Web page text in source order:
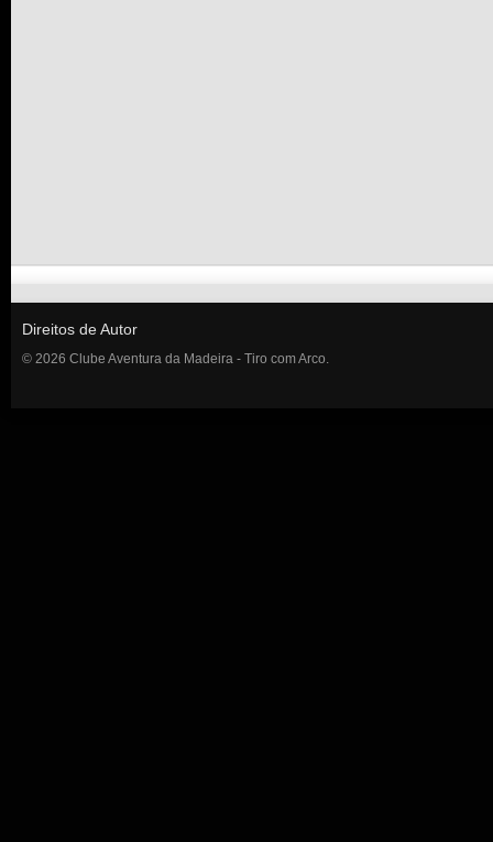
Direitos de Autor
© 2026 Clube Aventura da Madeira - Tiro com Arco.